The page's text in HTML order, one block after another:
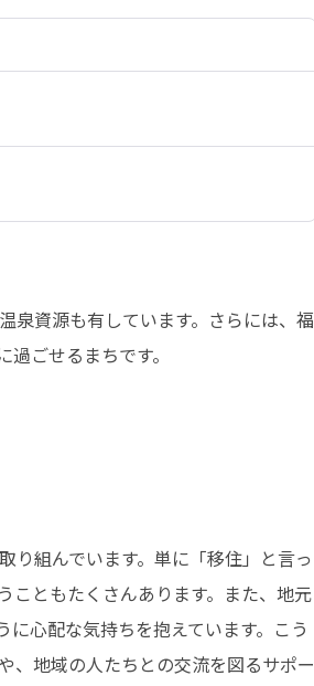
泉資源も有しています。さらには、福
ごせるまちです。
り組んでいます。単に「移住」と言っ
こともたくさんあります。また、地元
心配な気持ちを抱えています。こう
、地域の人たちとの交流を図るサポー